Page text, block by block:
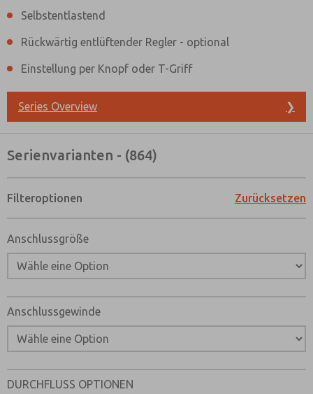
Selbstentlastend
Rückwärtig entlüftender Regler - optional
Einstellung per Knopf oder T-Griff
Series Overview ❯
Serienvarianten - (864)
Filteroptionen Zurücksetzen
Anschlussgröße
Anschlussgewinde
DURCHFLUSS OPTIONEN
Bevorzugte Kontaktmethode?
Bitte senden Sie mir entsprechend Ihrer